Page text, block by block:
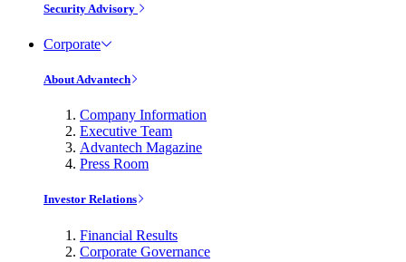
Security Advisory
Corporate
About Advantech
Company Information
Executive Team
Advantech Magazine
Press Room
Investor Relations
Financial Results
Corporate Governance